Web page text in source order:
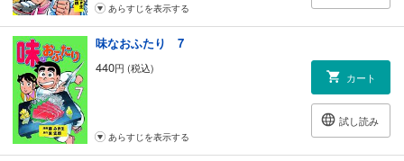
あらすじを表示する
味なおふたり 7
440円 (税込)
カート
試し読み
あらすじを表示する